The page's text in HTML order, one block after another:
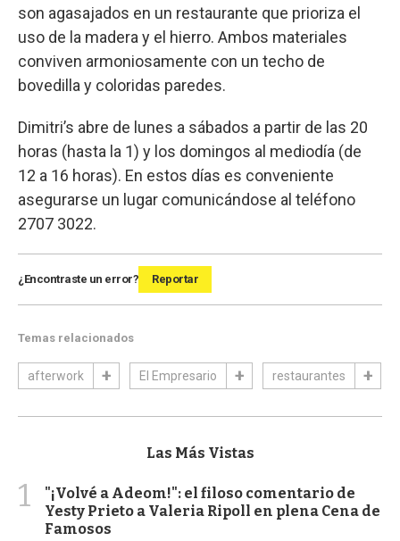
son agasajados en un restaurante que prioriza el
uso de la madera y el hierro. Ambos materiales
conviven armoniosamente con un techo de
bovedilla y coloridas paredes.
Dimitri’s abre de lunes a sábados a partir de las 20
horas (hasta la 1) y los domingos al mediodía (de
12 a 16 horas). En estos días es conveniente
asegurarse un lugar comunicándose al teléfono
2707 3022.
¿Encontraste un error? Reportar
Temas relacionados
afterwork El Empresario restaurantes
Las Más Vistas
1
"¡Volvé a Adeom!": el filoso comentario de
Yesty Prieto a Valeria Ripoll en plena Cena de
Famosos